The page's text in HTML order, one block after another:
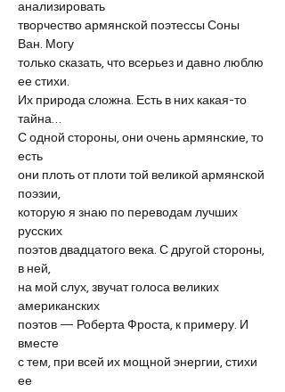
анализировать
творчество армянской поэтессы Соны
Ван. Могу
только сказать, что всерьез и давно люблю
ее стихи.
Их природа сложна. Есть в них какая-то
тайна…
С одной стороны, они очень армянские, то
есть
они плоть от плоти той великой армянской
поэзии,
которую я знаю по переводам лучших
русских
поэтов двадцатого века. С другой стороны,
в ней,
на мой слух, звучат голоса великих
американских
поэтов — Роберта Фроста, к примеру. И
вместе
с тем, при всей их мощной энергии, стихи
ее